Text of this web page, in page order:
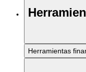
Herramientas